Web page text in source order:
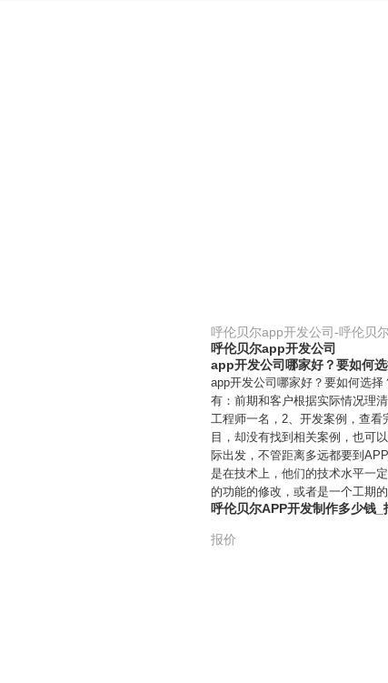
呼伦贝尔app开发公司-呼伦贝
呼伦贝尔app开发公司
app开发公司哪家好？要如何选
app开发公司哪家好？要如何选
有：前期和客户根据实际情况理
工程师一名，2、开发案例，查
目，却没有找到相关案例，也可
际出发，不管距离多远都要到
是在技术上，他们的技术水平一
的功能的修改，或者是一个工期
呼伦贝尔APP开发制作多少钱_
报价